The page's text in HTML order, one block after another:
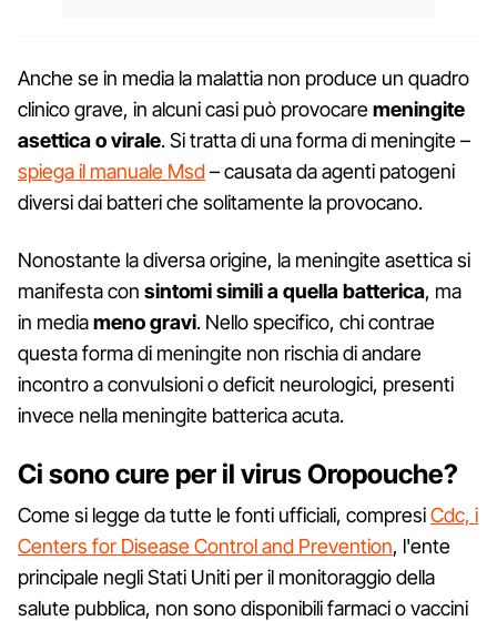
Anche se in media la malattia non produce un quadro
clinico grave, in alcuni casi può provocaremeningite
asettica o virale. Si tratta di una forma di meningite –
spiega il manuale Msd– causata da agenti patogeni
diversi dai batteri che solitamente la provocano.
Nonostante la diversa origine, la meningite asettica si
manifesta con sintomi simili a quella batterica, ma
in mediameno gravi. Nello specifico, chi contrae
questa forma di meningite non rischia di andare
incontro a convulsioni o deficit neurologici, presenti
invece nella meningite batterica acuta.
Ci sono cure per il virus Oropouche?
Come si legge da tutte le fonti ufficiali, compresiCdc, i
Centers for Disease Control and Prevention, l'ente
principale negli Stati Uniti per il monitoraggio della
salute pubblica, non sono disponibili farmaci o vaccini